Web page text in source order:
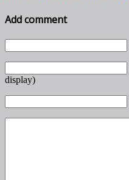
Add comment
display)